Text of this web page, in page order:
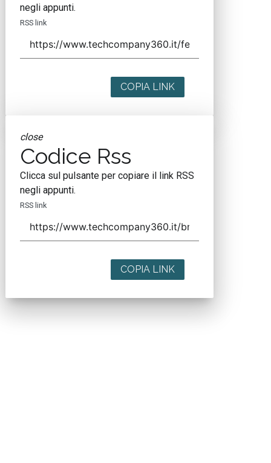
negli appunti.
RSS link
COPIA LINK
close
Codice Rss
Clicca sul pulsante per copiare il link RSS
negli appunti.
RSS link
COPIA LINK